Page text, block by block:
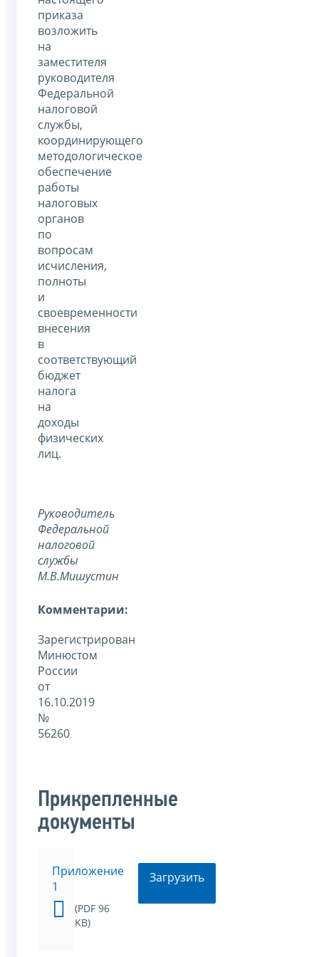
приказа
возложить
на
заместителя
руководителя
Федеральной
налоговой
службы,
координирующего
методологическое
обеспечение
работы
налоговых
органов
по
вопросам
исчисления,
полноты
и
своевременности
внесения
в
соответствующий
бюджет
налога
на
доходы
физических
лиц.
Руководитель
Федеральной
налоговой
службы
М.В.Мишустин
Комментарии:
Зарегистрирован
Минюстом
России
от
16.10.2019
№
56260
Прикрепленные
документы
Приложение
1
(PDF 96
KB)
Загрузить